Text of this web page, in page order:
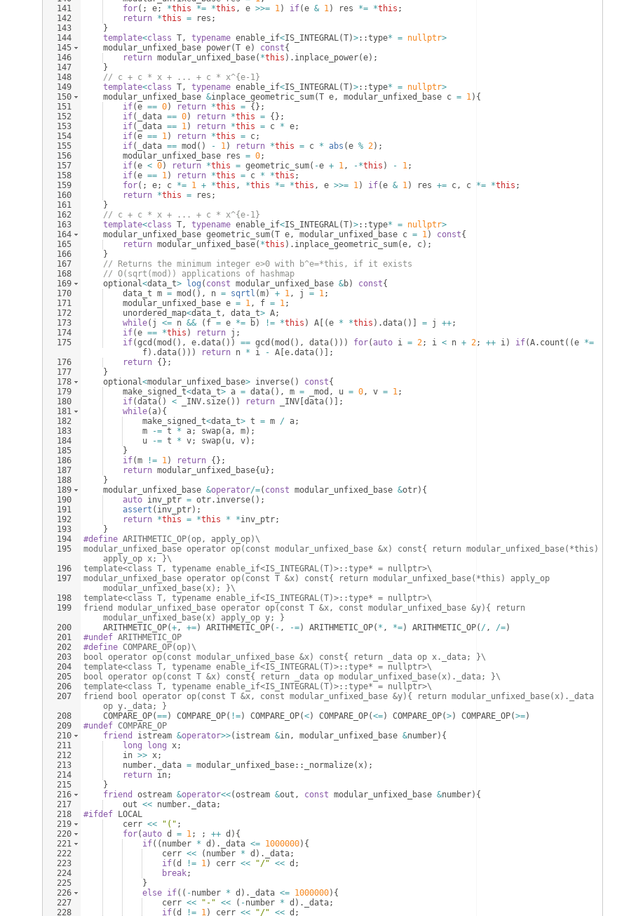
141
142
143
144
145
146
147
148
149
150
151
152
153
154
155
156
157
158
159
160
161
162
163
164
165
166
167
168
169
170
171
172
173
174
175
176
177
178
179
180
181
182
183
184
185
186
187
188
189
190
191
192
193
194
195
196
197
198
199
200
201
202
203
204
205
206
207
208
209
210
211
212
213
214
215
216
217
218
219
220
221
222
223
224
225
226
227
228
for( ; e; *this *= *this , e >>= 1) if(e & 1) res *= *this ;
return *this = res ;
}
template<class T, typename enable_if<IS_INTEGRAL(T)>::type* = nullptr>
modular_unfixed_base power(T e) const{
return modular_unfixed_base( *this ) . inplace_power(e) ;
}
// c + c * x + ... + c * x^{e-1}
template<class T, typename enable_if<IS_INTEGRAL(T)>::type* = nullptr>
modular_unfixed_base &inplace_geometric_sum(T e, modular_unfixed_base c = 1) {
if(e == 0) return *this = { } ;
if( _data == 0) return *this = { } ;
if( _data == 1) return *this = c * e;
if(e == 1) return *this = c;
if( _data == mod ( ) - 1) return *this = c * abs (e % 2) ;
modular_unfixed_base
res = 0;
if(e < 0) return *this = geometric_sum( -e + 1, -*this ) - 1;
if(e == 1) return *this = c * *this ;
for( ; e; c *= 1 + *this , *this *= *this , e >>= 1) if(e & 1) res += c, c *= *this ;
return *this = res ;
}
// c + c * x + ... + c * x^{e-1}
template<class T, typename enable_if<IS_INTEGRAL(T)>::type* = nullptr>
modular_unfixed_base geometric_sum(T e, modular_unfixed_base c = 1) const{
return modular_unfixed_base( *this ) . inplace_geometric_sum(e, c) ;
}
// Returns the minimum integer e>0 with b^e=*this, if it exists
// O(sqrt(mod)) applications of hashmap
optional<data_t> log ( const modular_unfixed_base &b) const{
data_t m = mod ( ) , n = sqrtl (m) + 1, j = 1;
modular_unfixed_base e = 1, f = 1;
unordered_map<data_t , data_t> A;
while( j <= n && ( f = e *= b) != *this ) A[(e * *this ) .data( )] = j ++;
if(e == *this ) return j ;
if(gcd (mod ( ) , e.data( )) == gcd (mod ( ) , data( ))) for( auto i = 2; i < n + 2; ++ i) if(A. count ((e *=
f) .data( ))) return n * i - A[ e.data( )]
;
return { } ;
}
optional<modular_unfixed_base> inverse( ) const{
make_signed_t<data_t> a = data( ) , m = _mod , u = 0, v = 1;
if(data( ) < _INV. size( )) return _INV[ data( )]
;
while(a) {
make_signed_t<data_t> t = m / a;
m
-= t * a; swap(a, m) ;
u
-= t * v; swap( u, v) ;
}
if(m != 1) return { } ;
return modular_unfixed_base{ u} ;
}
modular_unfixed_base &operator/=( const modular_unfixed_base &otr) {
auto inv_ptr = otr. inverse( ) ;
assert ( inv_ptr) ;
return *this = *this * *inv_ptr;
}
#define ARITHMETIC_OP(op, apply_op)\
modular_unfixed_base operator op(const modular_unfixed_base &x) const{ return modular_unfixed_base(*this)
apply_op x; }\
template<class T, typename enable_if<IS_INTEGRAL(T)>::type* = nullptr>\
modular_unfixed_base operator op(const T &x) const{ return modular_unfixed_base(*this) apply_op
modular_unfixed_base(x); }\
template<class T, typename enable_if<IS_INTEGRAL(T)>::type* = nullptr>\
friend modular_unfixed_base operator op(const T &x, const modular_unfixed_base &y){ return
modular_unfixed_base(x) apply_op y; }
ARITHMETIC_OP(+, +=) ARITHMETIC_OP( - , -=) ARITHMETIC_OP( * , *=) ARITHMETIC_OP( / , /=)
#undef ARITHMETIC_OP
#define COMPARE_OP(op)\
bool operator op(const modular_unfixed_base &x) const{ return _data op x._data; }\
template<class T, typename enable_if<IS_INTEGRAL(T)>::type* = nullptr>\
bool operator op(const T &x) const{ return _data op modular_unfixed_base(x)._data; }\
template<class T, typename enable_if<IS_INTEGRAL(T)>::type* = nullptr>\
friend bool operator op(const T &x, const modular_unfixed_base &y){ return modular_unfixed_base(x)._data
op y._data; }
COMPARE_OP(==) COMPARE_OP( !=) COMPARE_OP(<) COMPARE_OP(<=) COMPARE_OP(>) COMPARE_OP(>=)
#undef COMPARE_OP
friend
istream &operator>>( istream &in, modular_unfixed_base &number) {
long
long x;
in >> x;
number. _data = modular_unfixed_base:: _normalize(x) ;
return in;
}
friend
ostream &operator<<(ostream &out , const modular_unfixed_base &number) {
out << number. _data;
#ifdef
LOCAL
cerr << " ( " ;
for( auto d = 1; ; ++ d ) {
if(( number * d ) . _data <= 1000000) {
cerr << ( number * d ) . _data;
if(d != 1) cerr << "/" << d ;
break;
}
else if(( -number * d ) . _data <= 1000000) {
cerr << " - " << ( -number * d ) . _data;
if(d != 1) cerr << "/" << d ;